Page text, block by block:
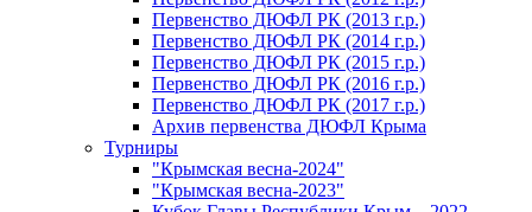
Первенство ДЮФЛ РК (2013 г.р.)
Первенство ДЮФЛ РК (2014 г.р.)
Первенство ДЮФЛ РК (2015 г.р.)
Первенство ДЮФЛ РК (2016 г.р.)
Первенство ДЮФЛ РК (2017 г.р.)
Архив первенства ДЮФЛ Крыма
Турниры
"Крымская весна-2024"
"Крымская весна-2023"